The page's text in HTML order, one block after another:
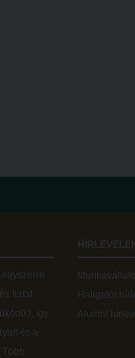
fiatal
így
és a
Több
Hallgatói
Alumni